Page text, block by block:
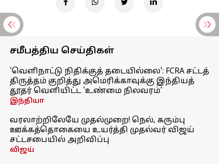
சமீபத்திய செய்திகள்
'வெளிநாட்டு நிதிக்குத் தடையில்லை': FCRA சட்டத்
திருத்தம் குறித்து அமெரிக்காவுக்கு இந்தியத்
தூதர் வெளியிட்ட 'உண்மை நிலவரம்'
இந்தியா
வரலாற்றிலேயே முதல்முறை! நெல், கரும்பு
ஊக்கத்தொகையை உயர்த்தி முதல்வர் விஜய்
சட்டசபையில் அறிவிப்பு
விஜய்